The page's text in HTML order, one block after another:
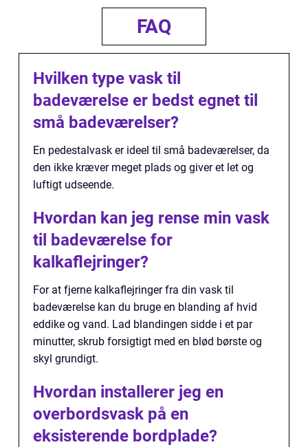
FAQ
Hvilken type vask til
badeværelse er bedst egnet til
små badeværelser?
En pedestalvask er ideel til små badeværelser, da
den ikke kræver meget plads og giver et let og
luftigt udseende.
Hvordan kan jeg rense min vask
til badeværelse for
kalkaflejringer?
For at fjerne kalkaflejringer fra din vask til
badeværelse kan du bruge en blanding af hvid
eddike og vand. Lad blandingen sidde i et par
minutter, skrub forsigtigt med en blød børste og
skyl grundigt.
Hvordan installerer jeg en
overbordsvask på en
eksisterende bordplade?